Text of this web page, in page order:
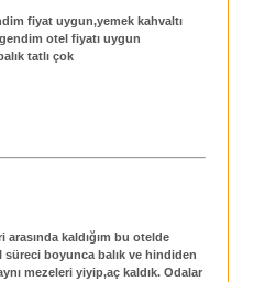
fiyat uygun,yemek kahvaltı
otel fiyatı uygun
tatlı çok
kaldığım bu otelde
süreci boyunca balık ve hindiden
mezeleri yiyip,aç kaldık. Odalar